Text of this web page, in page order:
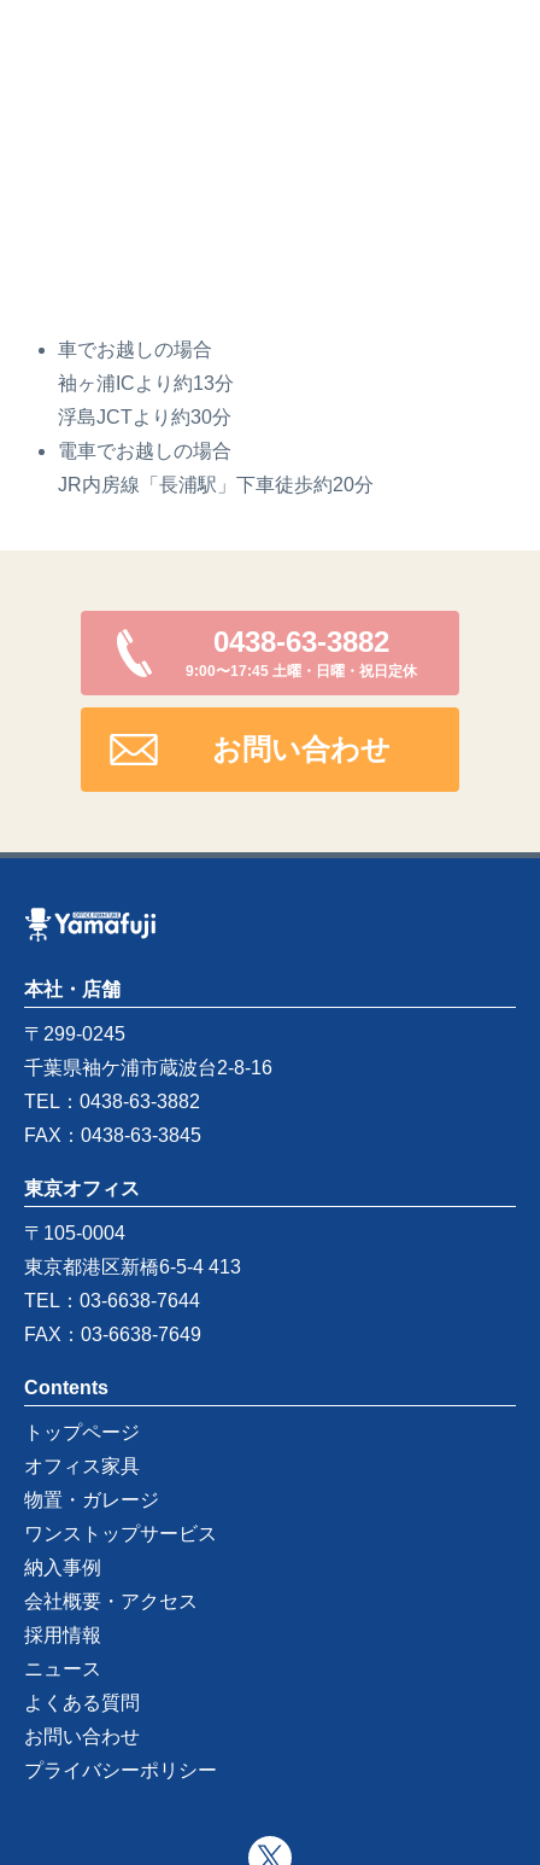
車でお越しの場合
袖ヶ浦ICより約13分
浮島JCTより約30分
電車でお越しの場合
JR内房線「長浦駅」下車徒歩約20分
0438-63-3882
9:00〜17:45 土曜・日曜・祝日定休
お問い合わせ
本社・店舗
〒299-0245
千葉県袖ケ浦市蔵波台2-8-16
TEL：0438-63-3882
FAX：0438-63-3845
東京オフィス
〒105-0004
東京都港区新橋6-5-4 413
TEL：03-6638-7644
FAX：03-6638-7649
Contents
トップページ
オフィス家具
物置・ガレージ
ワンストップサービス
納入事例
会社概要・アクセス
採用情報
ニュース
よくある質問
お問い合わせ
プライバシーポリシー